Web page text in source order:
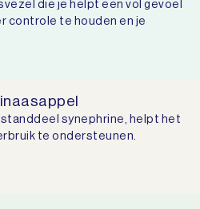
die je helpt een vol gevoel
controle te houden en je
synephrine, helpt het
te ondersteunen.